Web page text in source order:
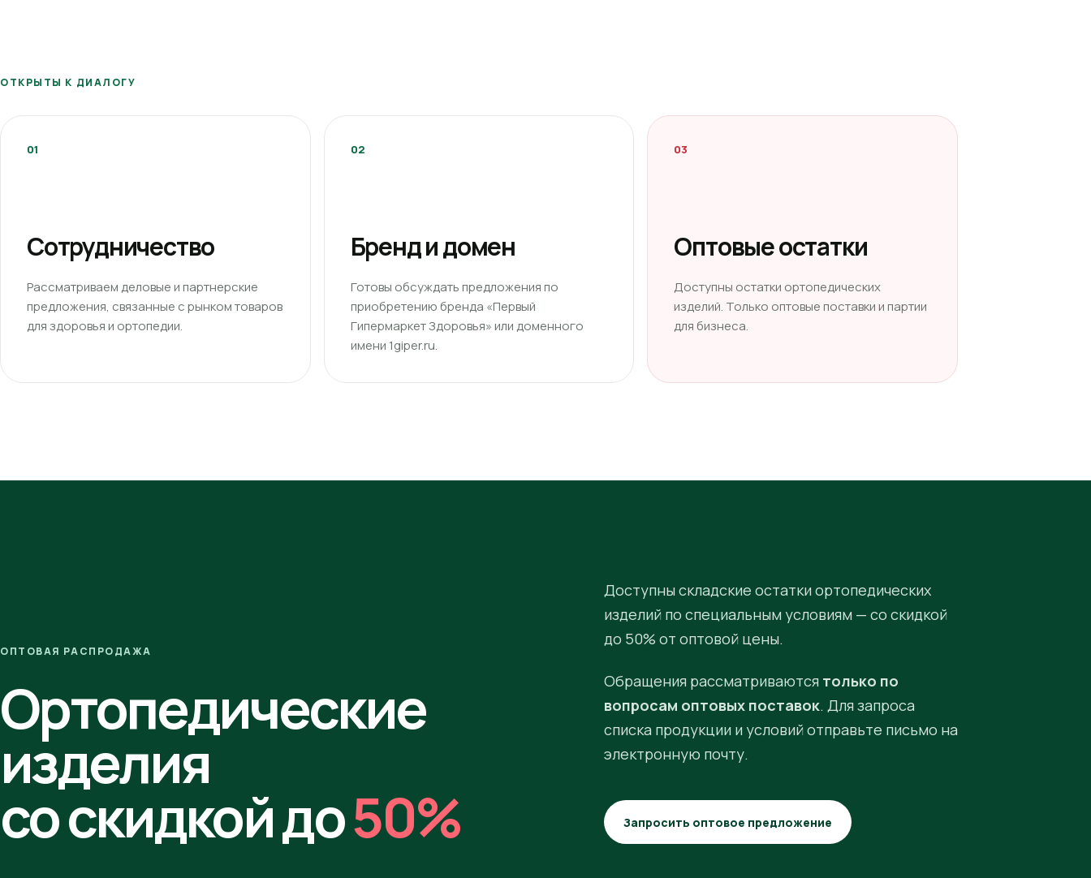
ОТКРЫТЫ К ДИАЛОГУ
01
Сотрудничество
Рассматриваем деловые и партнерские
предложения, связанные с рынком товаров
для здоровья и ортопедии.
02
Бренд и домен
Готовы обсуждать предложения по
приобретению бренда «Первый
Гипермаркет Здоровья» или доменного
имени 1giper.ru.
03
Оптовые остатки
Доступны остатки ортопедических
изделий. Только оптовые поставки и партии
для бизнеса.
ОПТОВАЯ РАСПРОДАЖА
Ортопедические
изделия
со скидкой до50%
Доступны складские остатки ортопедических
изделий по специальным условиям — со скидкой
до 50% от оптовой цены.
Обращения рассматриваются только по
вопросам оптовых поставок. Для запроса
списка продукции и условий отправьте письмо на
электронную почту.
Запросить оптовое предложение